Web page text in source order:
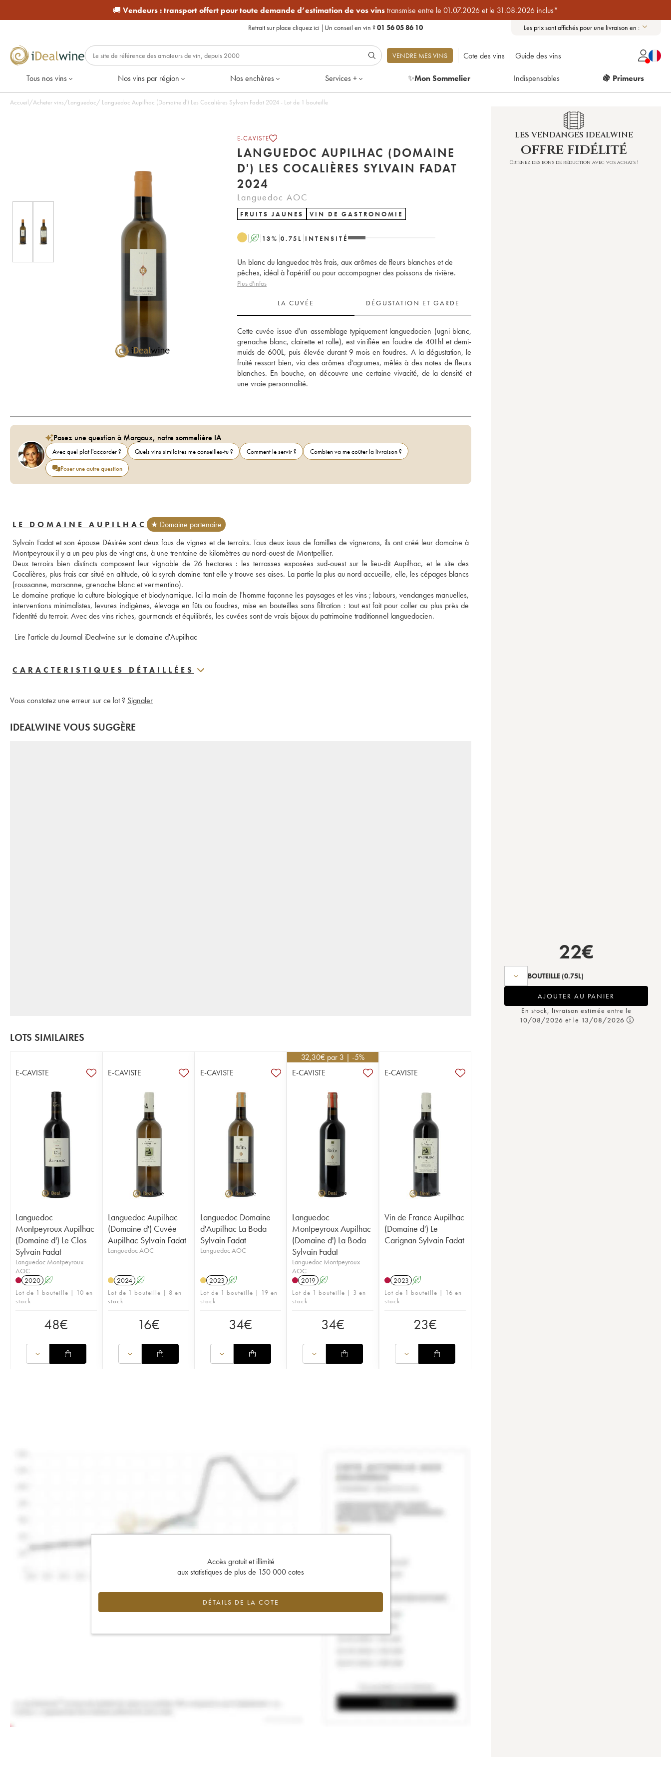
🚚 Vendeurs :transport offert pour toute demande d’estimation de vos vinstransmise entre le 01.07.2026 et le 31.08.2026 inclus*
Retrait sur place cliquez ici | Un conseil en vin ?01 56 05 86 10 Les prix sont affichés pour une livraison en :
VENDRE MES VINS Cote des vins Guide des vins
Tous nos vins Nos vins par région Nos enchères Services + ✨Mon Sommelier Indispensables 🍇 Primeurs
Accueil/Acheter vins/Languedoc/ Languedoc Aupilhac (Domaine d') Les Cocalières Sylvain Fadat 2024 - Lot de 1 bouteille
E-CAVISTE
LANGUEDOC AUPILHAC (DOMAINE
D') LES COCALIÈRES SYLVAIN FADAT
2024
Languedoc AOC
FRUITS JAUNES VIN DE GASTRONOMIE
A 13% 0.75 L INTENSITÉ
Un blanc du languedoc très frais, aux arômes de fleurs blanches et de
pêches, idéal à l'apéritif ou pour accompagner des poissons de rivière.
Plus d'infos
LA CUVÉE DÉGUSTATION ET GARDE
Cette cuvée issue d'un assemblage typiquement languedocien (ugni blanc,
grenache blanc, clairette et rolle), est vinifiée en foudre de 401hl et demi-
muids de 600L, puis élevée durant 9 mois en foudres. A la dégustation, le
fruité ressort bien, via des arômes d'agrumes, mêlés à des notes de fleurs
blanches. En bouche, on découvre une certaine vivacité, de la densité et
une vraie personnalité.
Posez une question à Margaux, notre sommelière IA
Avec quel plat l'accorder ? Quels vins similaires me conseilles-tu ? Comment le servir ?
Combien va me coûter la livraison ?
Poser une autre question
LE DOMAINE AUPILHAC
★ Domaine partenaire
Sylvain Fadat et son épouse Désirée sont deux fous de vignes et de terroirs. Tous deux issus de familles de vignerons, ils ont créé leur domaine à
Montpeyroux il y a un peu plus de vingt ans, à une trentaine de kilomètres au nord-ouest de Montpellier.
Deux terroirs bien distincts composent leur vignoble de 26 hectares : les terrasses exposées sud-ouest sur le lieu-dit Aupilhac, et le site des
Cocalières, plus frais car situé en altitude, où la syrah domine tant elle y trouve ses aises. La partie la plus au nord accueille, elle, les cépages blancs
(roussanne, marsanne, grenache blanc et vermentino).
Le domaine pratique la culture biologique et biodynamique. Ici la main de l'homme façonne les paysages et les vins ; labours, vendanges manuelles,
interventions minimalistes, levures indigènes, élevage en fûts ou foudres, mise en bouteilles sans filtration : tout est fait pour coller au plus près de
l'identité du terroir. Avec des vins riches, gourmands et équilibrés, les cuvées sont de vrais bijoux du patrimoine traditionnel languedocien.
Lire l'article du Journal iDealwine sur le domaine d'Aupilhac
CARACTERISTIQUES DÉTAILLÉES
Vous constatez une erreur sur ce lot ? Signaler
IDEALWINE VOUS SUGGÈRE
LOTS SIMILAIRES
E-CAVISTE
Languedoc
Montpeyroux Aupilhac
(Domaine d') Le Clos
Sylvain Fadat
Languedoc Montpeyroux
AOC
2020 A
Lot de 1 bouteille | 10 en
stock
48€
E-CAVISTE
Languedoc Aupilhac
(Domaine d') Cuvée
Aupilhac Sylvain Fadat
Languedoc AOC
2024 A
Lot de 1 bouteille | 8 en
stock
16€
E-CAVISTE
Languedoc Domaine
d'Aupilhac La Boda
Sylvain Fadat
Languedoc AOC
2023 A
Lot de 1 bouteille | 19 en
stock
34€
32,30€ par 3 | -5%
E-CAVISTE
Languedoc
Montpeyroux Aupilhac
(Domaine d') La Boda
Sylvain Fadat
Languedoc Montpeyroux
AOC
2019 A
Lot de 1 bouteille | 3 en
stock
34€
E-CAVISTE
Vin de France Aupilhac
(Domaine d') Le
Carignan Sylvain Fadat
2023 A
Lot de 1 bouteille | 16 en
stock
23€
Accès gratuit et illimité
aux statistiques de plus de 150 000 cotes
DÉTAILS DE LA COTE
LES VENDANGES IDEALWINE
offre fidélité
Obtenez des bons de réduction avec vos achats !
22€
BOUTEILLE (0.75L)
AJOUTER AU PANIER
En stock, livraison estimée entre le
10/08/2026 et le 13/08/2026